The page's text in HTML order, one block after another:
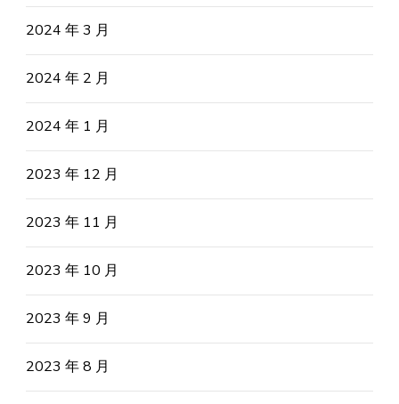
2024 年 3 月
2024 年 2 月
2024 年 1 月
2023 年 12 月
2023 年 11 月
2023 年 10 月
2023 年 9 月
2023 年 8 月